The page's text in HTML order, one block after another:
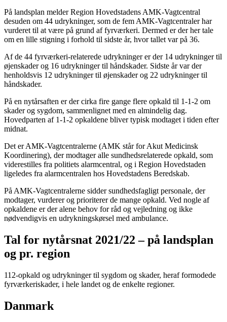
På landsplan melder Region Hovedstadens AMK-Vagtcentral
desuden om 44 udrykninger, som de fem AMK-Vagtcentraler har
vurderet til at være på grund af fyrværkeri. Dermed er der her tale
om en lille stigning i forhold til sidste år, hvor tallet var på 36.
Af de 44 fyrværkeri-relaterede udrykninger er der 14 udrykninger til
øjenskader og 16 udrykninger til håndskader. Sidste år var der
henholdsvis 12 udrykninger til øjenskader og 22 udrykninger til
håndskader.
På en nytårsaften er der cirka fire gange flere opkald til 1-1-2 om
skader og sygdom, sammenlignet med en almindelig dag.
Hovedparten af 1-1-2 opkaldene bliver typisk modtaget i tiden efter
midnat.
Det er AMK-Vagtcentralerne (AMK står for Akut Medicinsk
Koordinering), der modtager alle sundhedsrelaterede opkald, som
viderestilles fra politiets alarmcentral, og i Region Hovedstaden
ligeledes fra alarmcentralen hos Hovedstadens Beredskab.
På AMK-Vagtcentralerne sidder sundhedsfagligt personale, der
modtager, vurderer og prioriterer de mange opkald. Ved nogle af
opkaldene er der alene behov for råd og vejledning og ikke
nødvendigvis en udrykningskørsel med ambulance.
Tal for nytårsnat 2021/22 – på landsplan
og pr. region
112-opkald og udrykninger til sygdom og skader, heraf formodede
fyrværkeriskader, i hele landet og de enkelte regioner.
Danmark